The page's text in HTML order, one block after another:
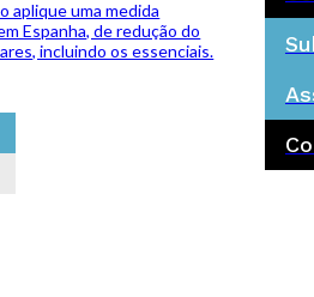
aplique uma medida
Espanha, de redução do
incluindo os essenciais.